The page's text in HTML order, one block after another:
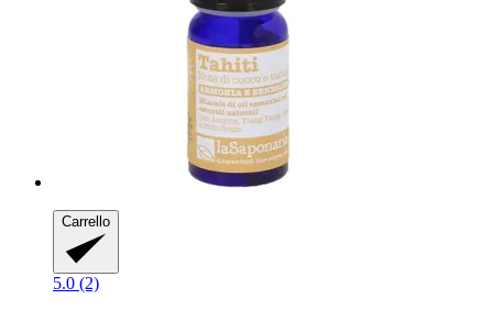
Carrello
5.0 (2)